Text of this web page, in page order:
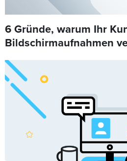
6 Gründe, warum Ihr
Bildschirmaufnahmen